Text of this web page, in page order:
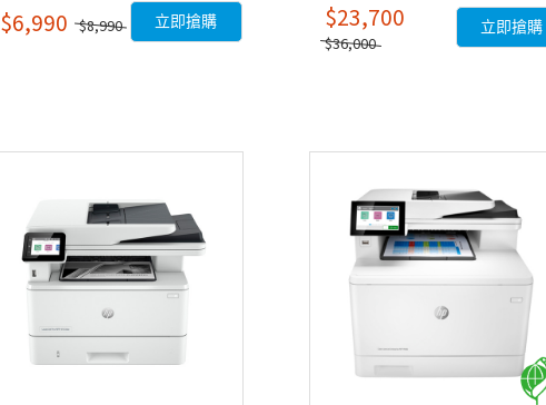
$6,990 $8,990 立即搶購 $23,700
$36,000
立即搶購